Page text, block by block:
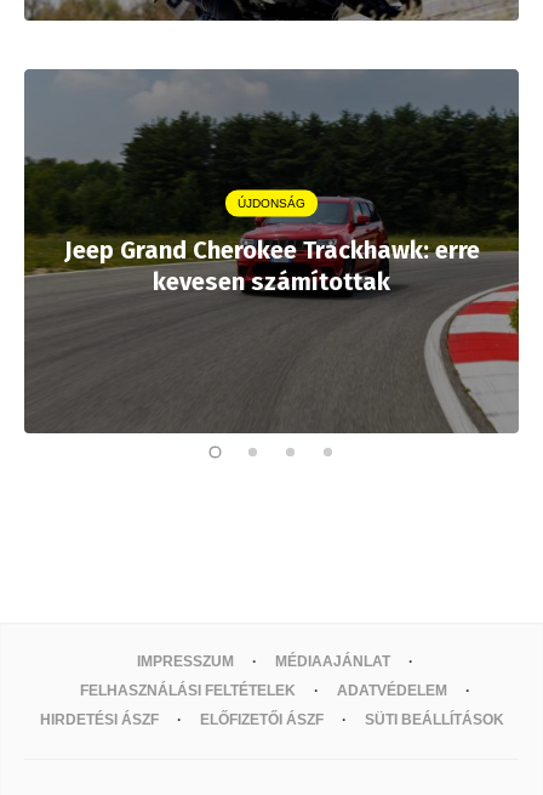
ÚJDONSÁG
Jeep Grand Cherokee Trackhawk: erre
kevesen számítottak
IMPRESSZUM
MÉDIAAJÁNLAT
FELHASZNÁLÁSI FELTÉTELEK
ADATVÉDELEM
HIRDETÉSI ÁSZF
ELŐFIZETŐI ÁSZF SÜTI BEÁLLÍTÁSOK